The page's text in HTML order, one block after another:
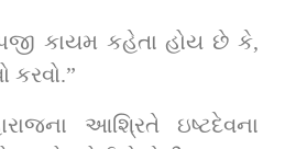
કાયમ કહેતા હોય છે કે,
કરવો.”
આશ્રિતે ઇષ્ટદેવના